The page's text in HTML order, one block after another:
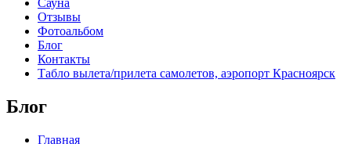
Сауна
Отзывы
Фотоальбом
Блог
Контакты
Табло вылета/прилета самолетов, аэропорт Красноярск
Блог
Главная